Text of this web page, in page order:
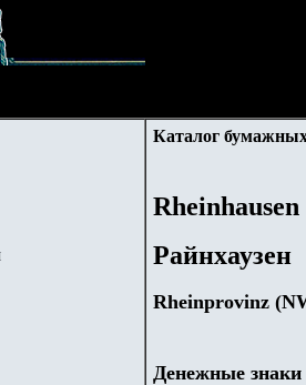
Каталог
Rheinhausen
Райнхаузен
Rheinprovinz
Денежные знаки